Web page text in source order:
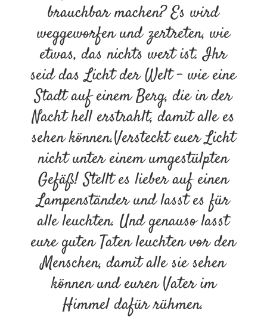
brauchbar machen? Es wird
weggeworfen und zertreten, wie
etwas, das nichts wert ist. Ihr
seid das Licht der Welt – wie eine
Stadt auf einem Berg, die in der
Nacht hell erstrahlt, damit alle es
sehen können.Versteckt euer Licht
nicht unter einem umgestülpten
Gefäß! Stellt es lieber auf einen
Lampenständer und lasst es für
alle leuchten. Und genauso lasst
eure guten Taten leuchten vor den
Menschen, damit alle sie sehen
können und euren Vater im
Himmel dafür rühmen.